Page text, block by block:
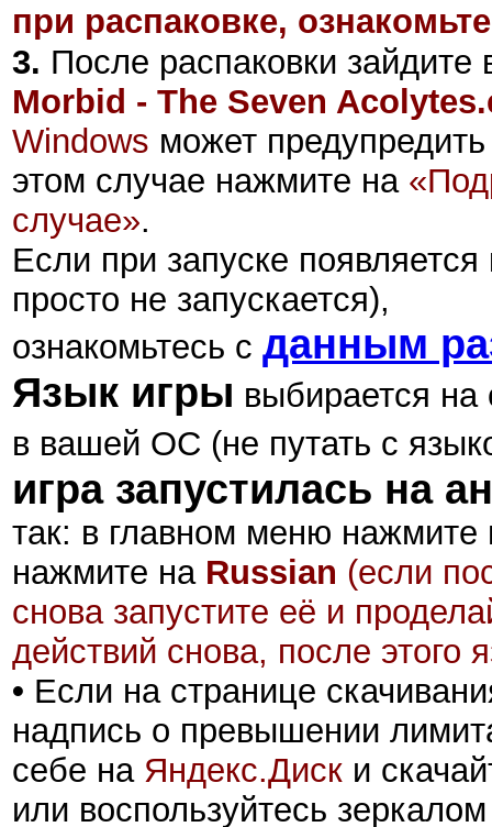
при распаковке,
3. После распаковки зайдите
Morbid - The Seven
Windows может
этом случае нажмите на
случае».
Если при запуске
просто не запускается),
ознакомьтесь с данным
Язык игры выбирается на
в вашей ОС (не путать с
игра запустилась на
так: в главном меню
нажмите на Russian (если
снова запустите её и
действий снова, после этого
• Если на странице
надпись о превышении
себе на Яндекс.Диск и
или воспользуйтесь